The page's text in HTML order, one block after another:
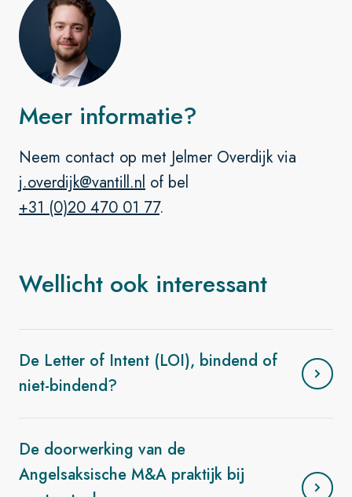
Meer informatie?
Neem contact op met Jelmer Overdijk via
j.overdijk@vantill.nl of bel
+31 (0)20 470 01 77.
Wellicht ook interessant
De Letter of Intent (LOI), bindend of
niet-bindend?
De doorwerking van de
Angelsaksische M&A praktijk bij